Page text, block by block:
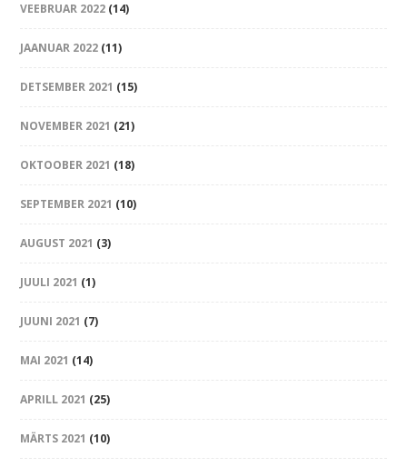
VEEBRUAR 2022 (14)
JAANUAR 2022 (11)
DETSEMBER 2021 (15)
NOVEMBER 2021 (21)
OKTOOBER 2021 (18)
SEPTEMBER 2021 (10)
AUGUST 2021 (3)
JUULI 2021 (1)
JUUNI 2021 (7)
MAI 2021 (14)
APRILL 2021 (25)
MÄRTS 2021 (10)